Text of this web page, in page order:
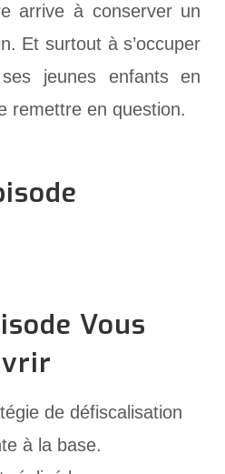
arrive à conserver un
Et surtout à s’occuper
jeunes enfants en
remettre en question.
Vous
de défiscalisation
à la base.